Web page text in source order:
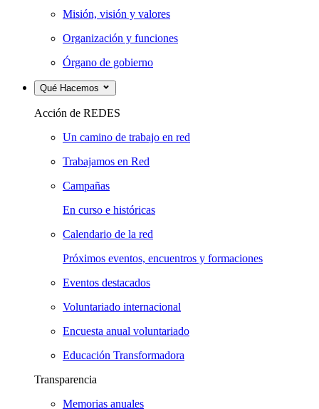
Misión, visión y valores
Organización y funciones
Órgano de gobierno
Qué Hacemos
Acción de REDES
Un camino de trabajo en red
Trabajamos en Red
Campañas
En curso e históricas
Calendario de la red
Próximos eventos, encuentros y formaciones
Eventos destacados
Voluntariado internacional
Encuesta anual voluntariado
Educación Transformadora
Transparencia
Memorias anuales